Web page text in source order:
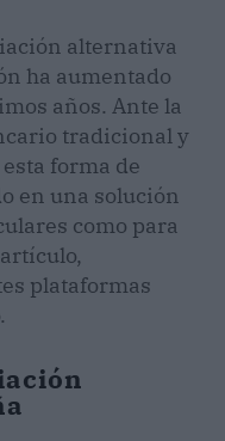
alternativa
ha aumentado
años. Ante la
tradicional y
forma de
en una solución
como para
plataformas